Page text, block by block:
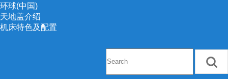
环球(中国)
天地盖介绍
机床特色及配置
自动化，生产效率与传统手工制作相比提高五十倍。在包装机械
行业中，成型机系列产品主要有：纸箱成型机和纸盒成型机，其